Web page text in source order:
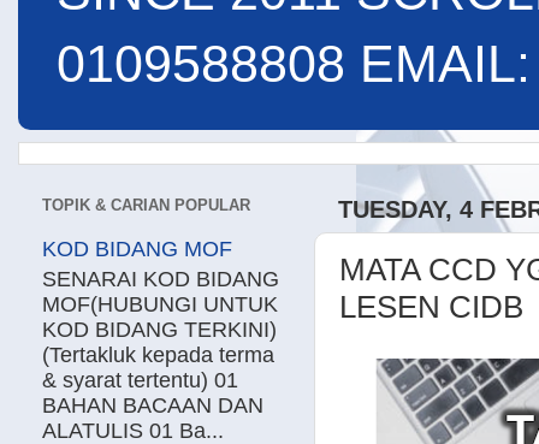
0109588808
TUESDAY, 4
MATA CCD
LESEN CIDB
TOPIK & CARIAN POPULAR
KOD BIDANG MOF
SENARAI KOD BIDANG
MOF(HUBUNGI UNTUK
KOD BIDANG TERKINI)
(Tertakluk kepada terma
& syarat tertentu) 01
BAHAN BACAAN DAN
ALATULIS 01 Ba...